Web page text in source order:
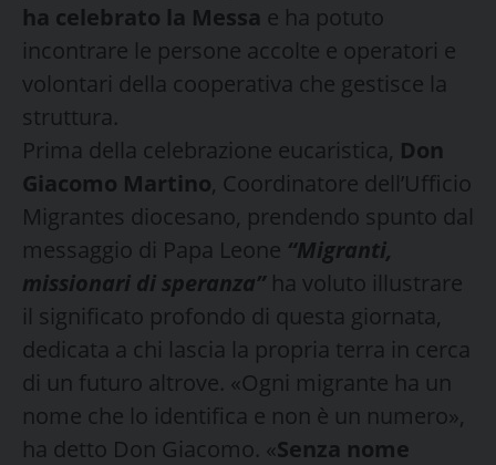
ha celebrato la Messa e ha potuto
incontrare le persone accolte e operatori e
volontari della cooperativa che gestisce la
struttura.
Prima della celebrazione eucaristica, Don
Giacomo Martino, Coordinatore dell’Ufficio
Migrantes diocesano, prendendo spunto dal
messaggio di Papa Leone “Migranti,
missionari di speranza”ha voluto illustrare
il significato profondo di questa giornata,
dedicata a chi lascia la propria terra in cerca
di un futuro altrove. «Ogni migrante ha un
nome che lo identifica e non è un numero»,
ha detto Don Giacomo. «Senza nome